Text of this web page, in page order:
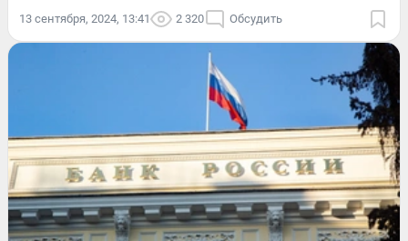
13 сентября, 2024, 13:41 2 320 Обсудить